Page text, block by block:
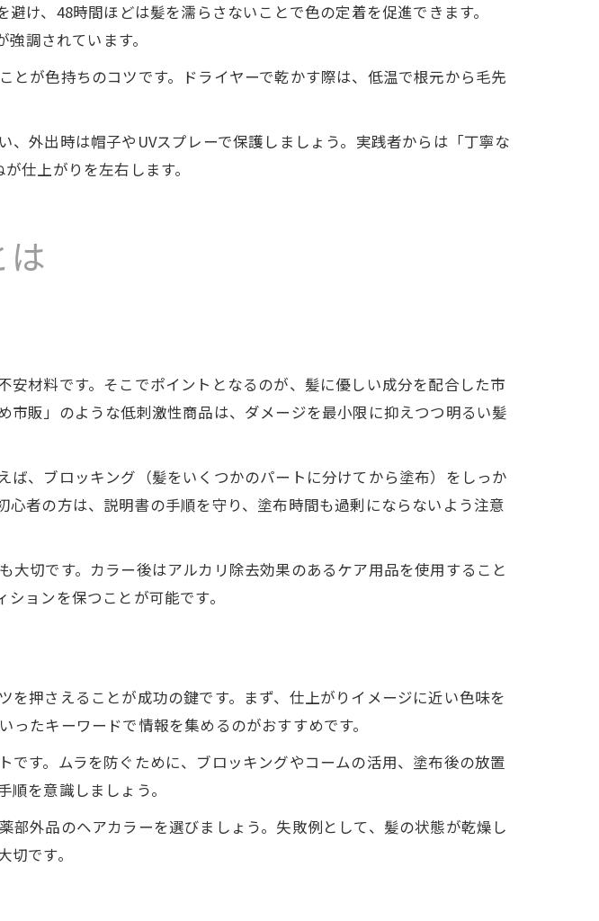
け、48時間ほどは髪を濡らさないことで色の定着を促進できます。
調されています。
が色持ちのコツです。ドライヤーで乾かす際は、低温で根元から毛先
外出時は帽子やUVスプレーで保護しましょう。実践者からは「丁寧な
仕上がりを左右します。
は
材料です。そこでポイントとなるのが、髪に優しい成分を配合した市
販」のような低刺激性商品は、ダメージを最小限に抑えつつ明るい髪
、ブロッキング（髪をいくつかのパートに分けてから塗布）をしっか
者の方は、説明書の手順を守り、塗布時間も過剰にならないよう注意
切です。カラー後はアルカリ除去効果のあるケア用品を使用すること
ョンを保つことが可能です。
押さえることが成功の鍵です。まず、仕上がりイメージに近い色味を
たキーワードで情報を集めるのがおすすめです。
す。ムラを防ぐために、ブロッキングやコームの活用、塗布後の放置
を意識しましょう。
外品のヘアカラーを選びましょう。失敗例として、髪の状態が乾燥し
です。